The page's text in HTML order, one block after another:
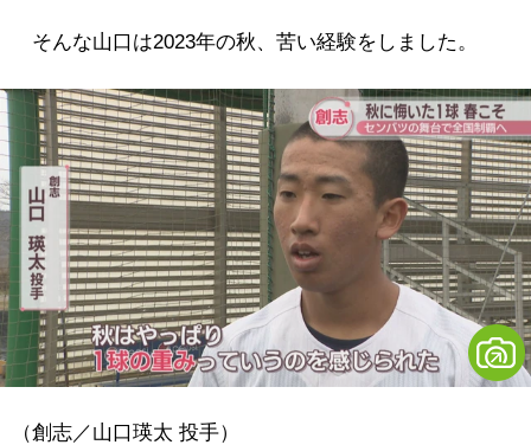
そんな山口は2023年の秋、苦い経験をしました。
（創志／山口瑛太 投手）